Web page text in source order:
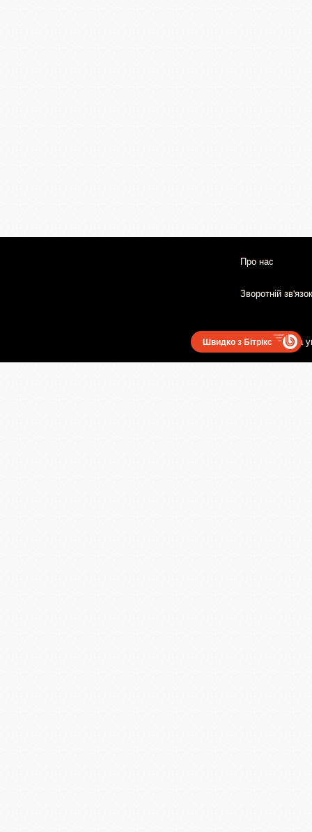
Про нас
Зворотній зв'язок
Користувацька
Швидко з Бітрікс